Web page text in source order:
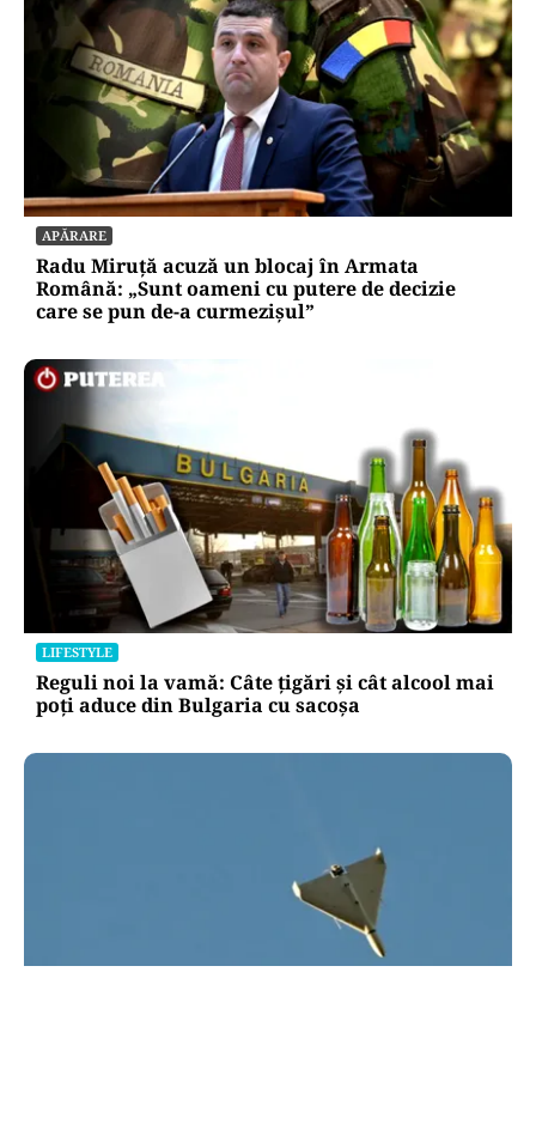
APĂRARE
Radu Miruță acuză un blocaj în Armata
Română: „Sunt oameni cu putere de decizie
care se pun de-a curmezișul”
LIFESTYLE
Reguli noi la vamă: Câte țigări și cât alcool mai
poți aduce din Bulgaria cu sacoșa